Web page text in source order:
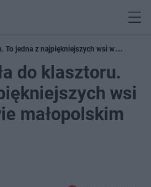
To jedna z najpiękniejszych wsi w
do klasztoru.
wsi
małopolskim